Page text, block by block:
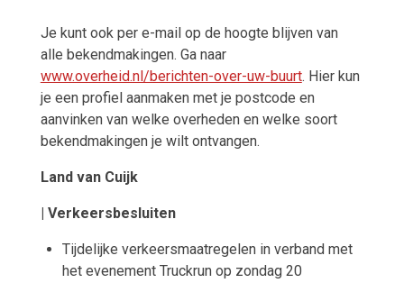
Je kunt ook per e-mail op de hoogte blijven van
alle bekendmakingen. Ga naar
www.overheid.nl/berichten-over-uw-buurt. Hier kun
je een profiel aanmaken met je postcode en
aanvinken van welke overheden en welke soort
bekendmakingen je wilt ontvangen.
Land van Cuijk
| Verkeersbesluiten
Tijdelijke verkeersmaatregelen in verband met
het evenement Truckrun op zondag 20